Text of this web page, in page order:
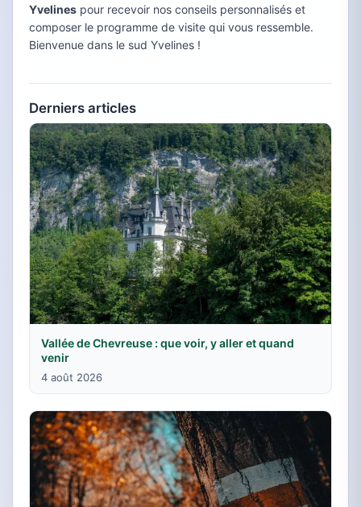
Yvelines pour recevoir nos conseils personnalisés et
composer le programme de visite qui vous ressemble.
Bienvenue dans le sud Yvelines !
Derniers articles
Vallée de Chevreuse : que voir, y aller et quand
venir
4 août 2026